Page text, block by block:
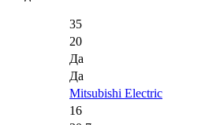
35
20
Да
Да
Mitsubishi Electric
16